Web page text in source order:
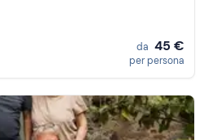
da 45 €
per persona